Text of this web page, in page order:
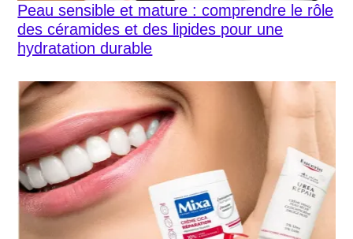
Peau sensible et mature : comprendre le rôle
des céramides et des lipides pour une
hydratation durable